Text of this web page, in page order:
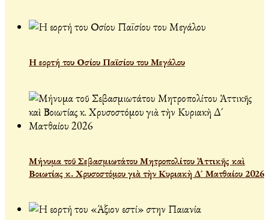
Η εορτή του Οσίου Παϊσίου του Μεγάλου
Μήνυμα τοῦ Σεβασμιωτάτου Μητροπολίτου Ἀττικῆς καὶ
Βοιωτίας κ. Χρυσοστόμου γιὰ τὴν Κυριακὴ Δ´ Ματθαίου 2026